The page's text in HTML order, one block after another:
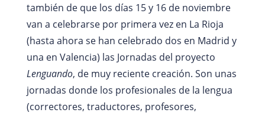
también de que los días 15 y 16 de noviembre
van a celebrarse por primera vez en La Rioja
(hasta ahora se han celebrado dos en Madrid y
una en Valencia) las Jornadas del proyecto
Lenguando, de muy reciente creación. Son unas
jornadas donde los profesionales de la lengua
(correctores, traductores, profesores,